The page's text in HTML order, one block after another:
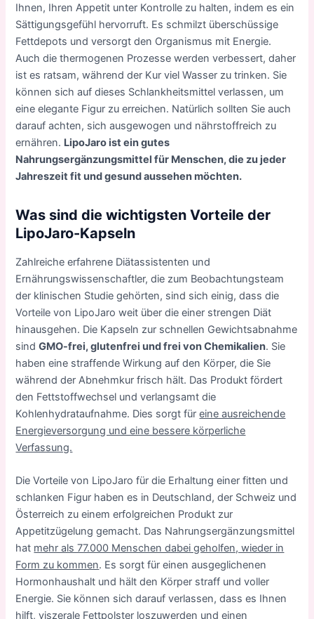
Ihnen, Ihren Appetit unter Kontrolle zu halten, indem es ein
Sättigungsgefühl hervorruft. Es schmilzt überschüssige
Fettdepots und versorgt den Organismus mit Energie.
Auch die thermogenen Prozesse werden verbessert, daher
ist es ratsam, während der Kur viel Wasser zu trinken. Sie
können sich auf dieses Schlankheitsmittel verlassen, um
eine elegante Figur zu erreichen. Natürlich sollten Sie auch
darauf achten, sich ausgewogen und nährstoffreich zu
ernähren. LipoJaro ist ein gutes
Nahrungsergänzungsmittel für Menschen, die zu jeder
Jahreszeit fit und gesund aussehen möchten.
Was sind die wichtigsten Vorteile der
LipoJaro-Kapseln
Zahlreiche erfahrene Diätassistenten und
Ernährungswissenschaftler, die zum Beobachtungsteam
der klinischen Studie gehörten, sind sich einig, dass die
Vorteile von LipoJaro weit über die einer strengen Diät
hinausgehen. Die Kapseln zur schnellen Gewichtsabnahme
sindGMO-frei, glutenfrei und frei von Chemikalien. Sie
haben eine straffende Wirkung auf den Körper, die Sie
während der Abnehmkur frisch hält. Das Produkt fördert
den Fettstoffwechsel und verlangsamt die
Kohlenhydrataufnahme. Dies sorgt füreine ausreichende
Energieversorgung und eine bessere körperliche
Verfassung.
Die Vorteile von LipoJaro für die Erhaltung einer fitten und
schlanken Figur haben es in Deutschland, der Schweiz und
Österreich zu einem erfolgreichen Produkt zur
Appetitzügelung gemacht. Das Nahrungsergänzungsmittel
hat mehr als 77.000 Menschen dabei geholfen, wieder in
Form zu kommen. Es sorgt für einen ausgeglichenen
Hormonhaushalt und hält den Körper straff und voller
Energie. Sie können sich darauf verlassen, dass es Ihnen
hilft, viszerale Fettpolster loszuwerden und einen